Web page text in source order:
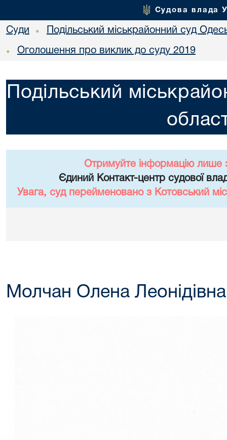
Судова влада
Суди • Подільський міськрайонний суд
• Оголошення про виклик до суду 2019
Подільський
Отримуйте інформацію лише
Єдиний Контакт-центр судової
Увага, суд перейменовано з Котовський
Молчан Олена Леонідівна